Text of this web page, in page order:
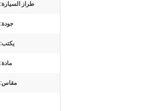
طراز السيارة:
جودة:
يكتب:
مادة:
مقاس: